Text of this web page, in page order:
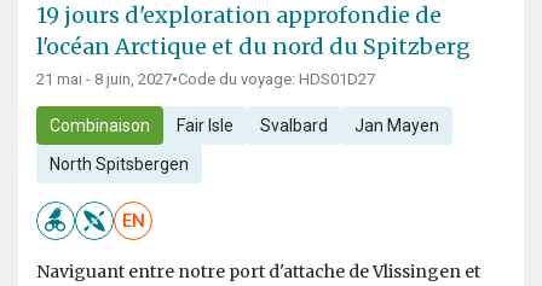
19 jours d'exploration approfondie de
l'océan Arctique et du nord du Spitzberg
21 mai - 8 juin, 2027•Code du voyage: HDS01D27
Combinaison Fair Isle Svalbard Jan Mayen
North Spitsbergen
EN
Naviguant entre notre port d'attache de Vlissingen et